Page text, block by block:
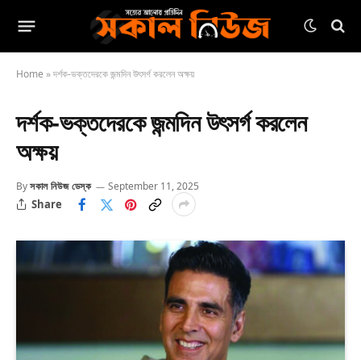
Home »দর্শক-ভক্তদেরকে জন্মদিন উৎসর্গ করলেন অক্ষয়
দর্শক-ভক্তদেরকে জন্মদিন উৎসর্গ করলেন
অক্ষয়
Byসকাল নিউজ ডেস্ক September 11, 2025
Share